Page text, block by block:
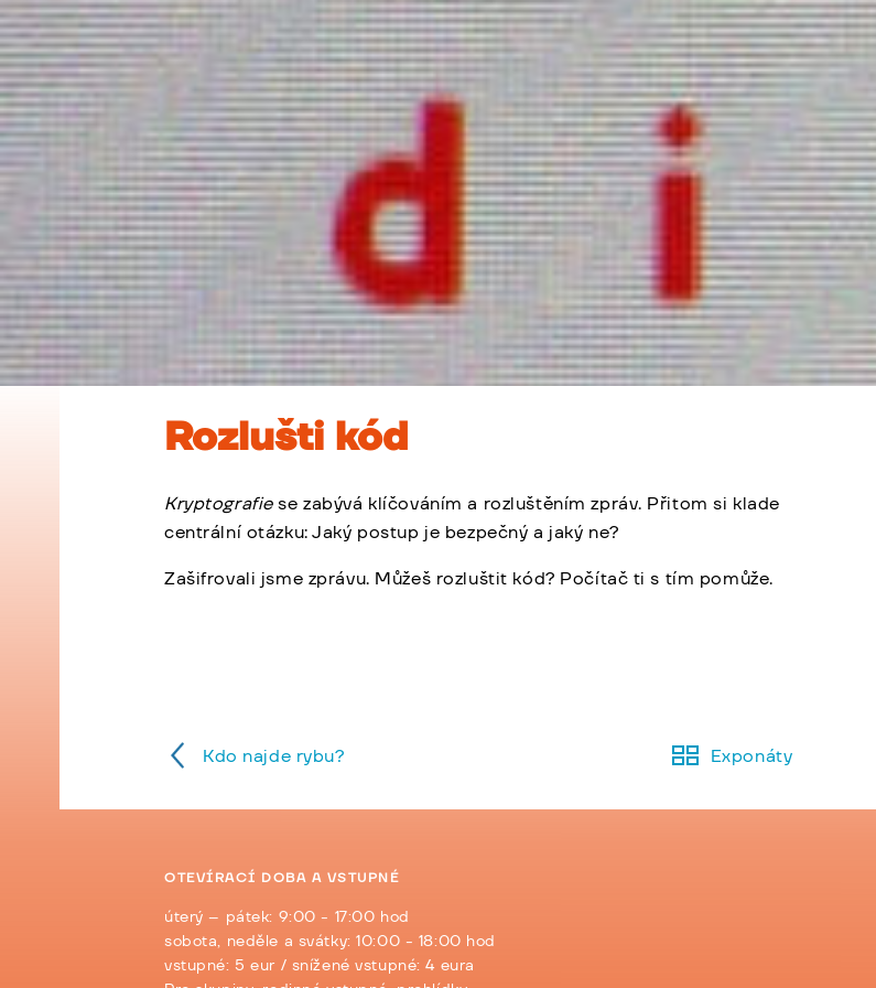
Rozlušti kód
Kryptografiese zabývá klíčováním a rozluštěním zpráv. Přitom si klade
centrální otázku: Jaký postup je bezpečný a jaký ne?
Zašifrovali jsme zprávu. Můžeš rozluštit kód? Počítač ti s tím pomůže.
Kdo najde rybu? Exponáty
OTEVÍRACÍ DOBA A VSTUPNÉ
úterý – pátek: 9:00 - 17:00 hod
sobota, neděle a svátky: 10:00 - 18:00 hod
vstupné: 5 eur / snížené vstupné: 4 eura